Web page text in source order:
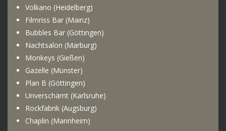
Volkano (Heidelberg)
Filmriss Bar (Mainz)
Bubbles Bar (Göttingen)
Nachtsalon (Marburg)
Monkeys (Gießen)
Gazelle (Münster)
Plan B (Göttingen)
Unverschämt (Karlsruhe)
Rockfabrik (Augsburg)
Chaplin (Mannheim)